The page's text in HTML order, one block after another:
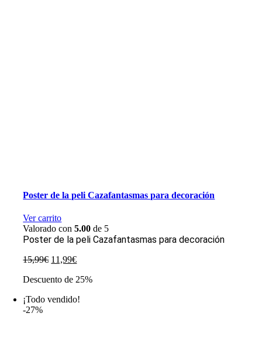
Poster de la peli Cazafantasmas para decoración
Ver carrito
Valorado con5.00 de 5
Poster de la peli Cazafantasmas para decoración
15,99€ El
original
15,99€.
11,99€El
actual
11,99€.
Descuento de 25%
¡Todo vendido!
-27%